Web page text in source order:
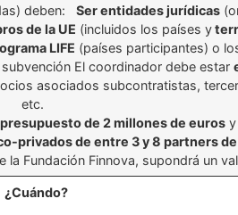
deben: Ser entidades jurídicas
de la UE (incluidos los países y
LIFE (países participantes) o
El coordinador debe estar
asociados subcontratistas,
etc.
presupuesto de 2 millones de euros y
privados de entre 3 y 8 partners
la Fundación Finnova, supondrá un
¿Cuándo?